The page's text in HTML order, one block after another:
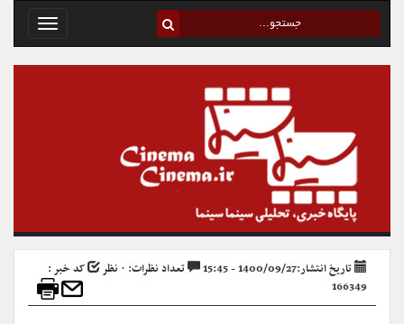
Toggle
تاریخ انتشار:1400/09/27 - 15:45 تعداد نظرات: ۰ نظر
کد خبر :
166349